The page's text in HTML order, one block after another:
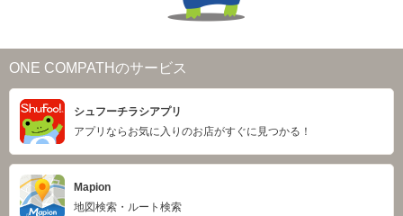
ONE COMPATHのサービス
シュフーチラシアプリ
アプリならお気に入りのお店がすぐに見つかる！
Mapion
地図検索・ルート検索